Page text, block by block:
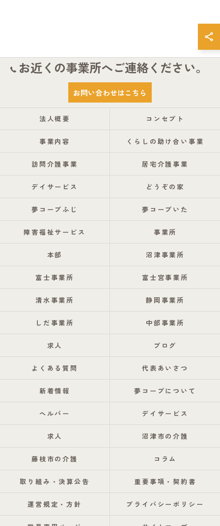
お近くの事業所へご連絡ください。
お問い合わせはこちら
法人概要 コンセプト
事業内容 くらしの助け合い事業
訪問介護事業 居宅介護事業
デイサービス どうぞの家
夢コープふじ 夢コープいた
障害福祉サービス 事業所
本部 沼津事業所
富士事業所 富士宮事業所
清水事業所 静岡事業所
しだ事業所 中部事業所
求人 ブログ
よくある質問 代表あいさつ
新着情報 夢コープについて
ヘルパー デイサービス
求人 沼津市の介護
藤枝市の介護 コラム
取り組み・決算公告 重要事項・契約書
運営規定・方針 プライバシーポリシー